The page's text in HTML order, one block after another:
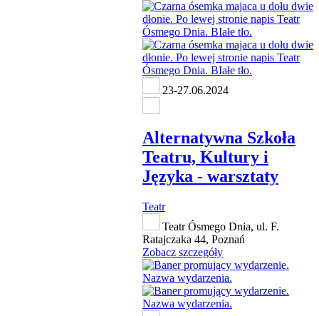
23-27.06.2024
Alternatywna Szkoła
Teatru, Kultury i
Języka - warsztaty
Teatr
Teatr Ósmego Dnia, ul. F.
Ratajczaka 44, Poznań
Zobacz szczegóły